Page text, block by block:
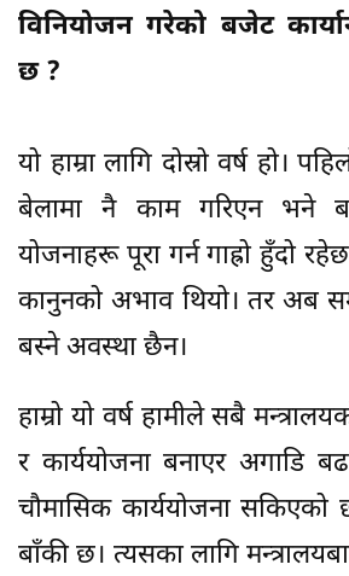
विनियोजन गरेको बजेट
छ ?
यो हाम्रा लागि दोस्रो वर्ष हो।
बेलामा नै काम गरिएन भने
योजनाहरू पूरा गर्न गाह्रो हुँदो
कानुनको अभाव थियो। तर अब
बस्ने अवस्था छैन।
हाम्रो यो वर्ष हामीले सबै
र कार्ययोजना बनाएर अगाडि
चौमासिक कार्ययोजना सकिएको
बाँकी छ। त्यसका लागि